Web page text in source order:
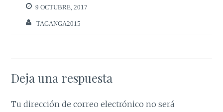
9 OCTUBRE, 2017
TAGANGA2015
Deja una respuesta
Tu dirección de correo electrónico no será